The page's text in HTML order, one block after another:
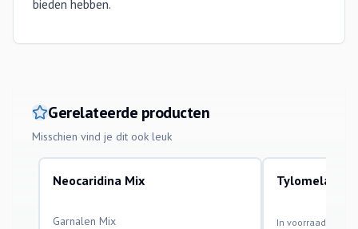
bieden hebben.
Gerelateerde producten
Misschien vind je dit ook leuk
aquariumvissen
Neocaridina Mix
Garnalen Mix
aquariumvissen
Tylomelania
In voorraad